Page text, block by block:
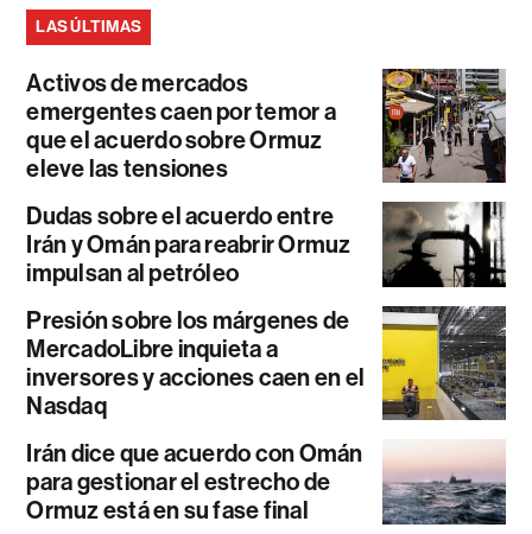
LAS ÚLTIMAS
Activos de mercados
emergentes caen por temor a
que el acuerdo sobre Ormuz
eleve las tensiones
Dudas sobre el acuerdo entre
Irán y Omán para reabrir Ormuz
impulsan al petróleo
Presión sobre los márgenes de
MercadoLibre inquieta a
inversores y acciones caen en el
Nasdaq
Irán dice que acuerdo con Omán
para gestionar el estrecho de
Ormuz está en su fase final